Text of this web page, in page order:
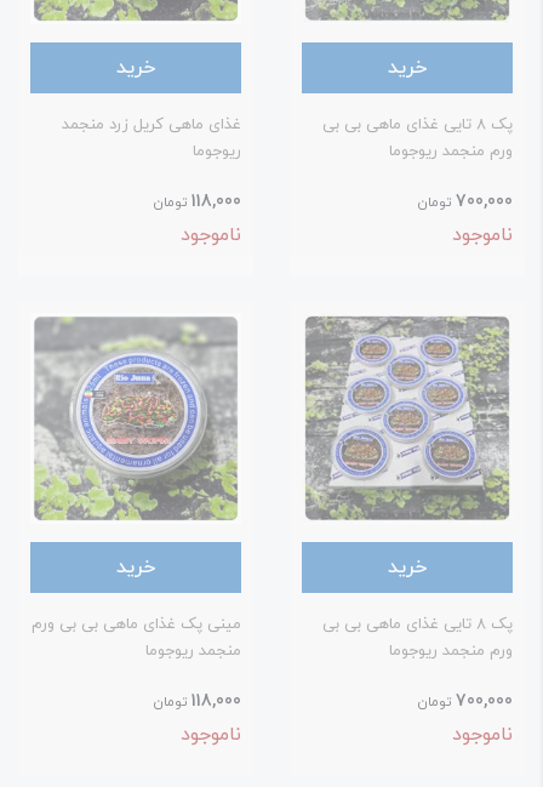
خرید
پک 8 تایی غذای ماهی بی بی
منجمد ریوجوما
تومان
خرید
غذای ماهی کریل زرد منجمد
ریوجوما
118,000 تومان
ناموجود
خرید
پک 8 تایی غذای ماهی بی بی
منجمد ریوجوما
تومان
خرید
مینی پک غذای ماهی بی بی ورم
منجمد ریوجوما
118,000 تومان
ناموجود